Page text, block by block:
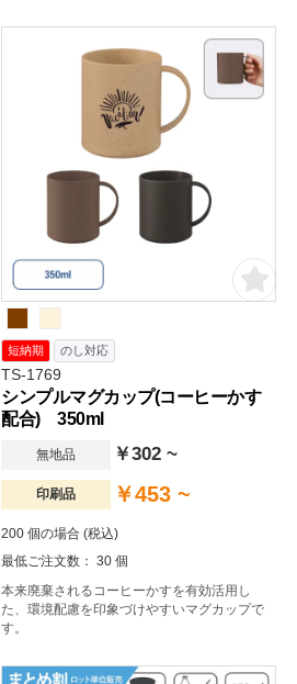
短納期 のし対応
TS-1769
シンプルマグカップ(コーヒーかす
配合) 350ml
無地品 ￥302 ~
印刷品 ￥453 ~
200 個の場合 (税込)
最低ご注文数： 30 個
本来廃棄されるコーヒーかすを有効活用し
た、環境配慮を印象づけやすいマグカップで
す。